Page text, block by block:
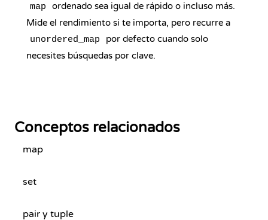
map
ordenado sea igual de rápido o incluso más.
Mide el rendimiento si te importa, pero recurre a
unordered_map
por defecto cuando solo
necesites búsquedas por clave.
Conceptos relacionados
map
set
pair y tuple